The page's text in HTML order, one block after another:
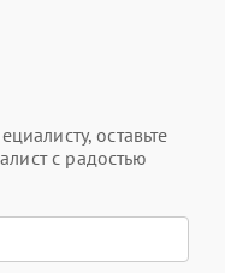
оставьте
с радостью